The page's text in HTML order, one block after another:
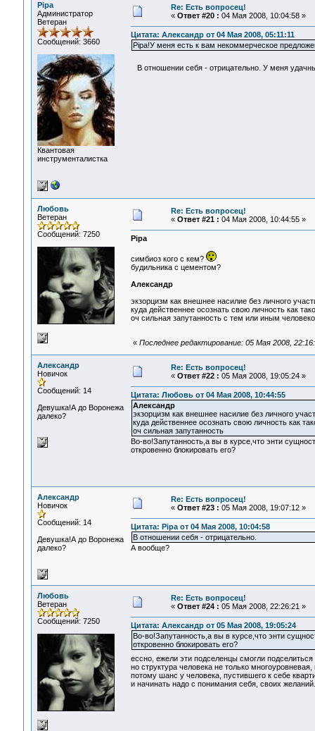
Pipa
Администратор
Ветеран
Сообщений: 3660
Квантовая
инструменталистка
Re: Есть вопросец!
« Ответ #20 : 04 Мая 2008, 10:04:58 »
Цитата: Александр от 04 Мая 2008, 05:11:11
Pipa!У меня есть к вам некоммерческое
В отношении себя - отрицательно. У меня
Любовь
Ветеран
Сообщений: 7250
Re: Есть вопросец!
« Ответ #21 : 04 Мая 2008, 10:44:55 »
Pipa
симбиоз кого с кем?
будильника с цементом?
Александр
экзорцизм как внешнее насилие без личного
куда действеннее осознать свою личность как
оч сильная запутанность с тем или иным
« Последнее редактирование: 05 Мая 2008,
Александр
Новичок
Сообщений: 14
Девушка!А до Воронежа
далеко?
Re: Есть вопросец!
« Ответ #22 : 05 Мая 2008, 19:05:24 »
Цитата: Любовь от 04 Мая 2008, 10:44:55
Александр
экзорцизм как внешнее насилие без личного
куда действеннее осознать свою личность как
оч сильная запутанность
Во-во!Запутанность,а вы в курсе,что энти
откровенно блокировать его?
Александр
Новичок
Сообщений: 14
Девушка!А до Воронежа
далеко?
Re: Есть вопросец!
« Ответ #23 : 05 Мая 2008, 19:07:12 »
Цитата: Pipa от 04 Мая 2008, 10:04:58
В отношении себя - отрицательно.
А вообще?
Любовь
Ветеран
Сообщений: 7250
Re: Есть вопросец!
« Ответ #24 : 05 Мая 2008, 22:26:21 »
Цитата: Александр от 05 Мая 2008, 19:05:24
Во-во!Запутанность,а вы в курсе,что энти
откровенно блокировать его?
ессно, ежели эти подселенцы смогли подселиться
но структура человека не только
потому шанс у человека, пустившего к себе
и начинать надо с понимания себя, своих